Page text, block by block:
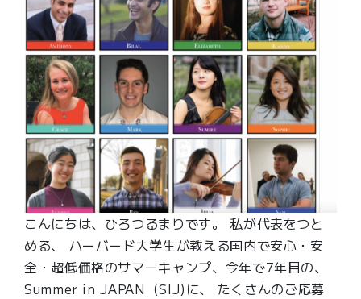
こんにちは、ひろつるまりです。 私が代表をつと
める、 ハーバード大学生が教える国内で安心・安
全・超低価格のサマーキャンプ、今年で7年目の、
Summer in JAPAN（SIJ)に、 たくさんのご応募